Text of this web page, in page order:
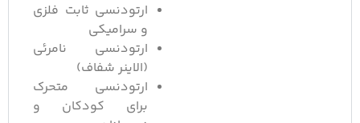
ارتودنسی ثابت فلزی
و سرامیکی
ارتودنسی نامرئی
(الاینر شفاف)
ارتودنسی متحرک
برای کودکان و